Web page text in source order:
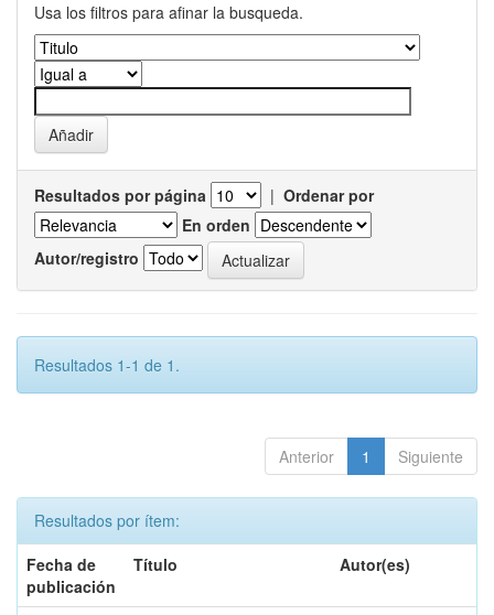
Usa los filtros para afinar la busqueda.
Resultados por página | Ordenar por
En orden
Autor/registro
Resultados 1-1 de 1.
Anterior 1 Siguiente
Resultados por ítem:
Fecha de
publicación
Título Autor(es)